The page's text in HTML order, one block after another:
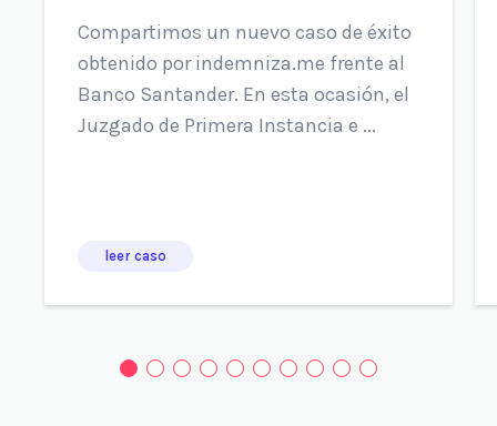
Compartimos un nuevo caso de éxito
obtenido por indemniza.me frente al
Banco Santander. En esta ocasión, el
Juzgado de Primera Instancia e ...
leer caso